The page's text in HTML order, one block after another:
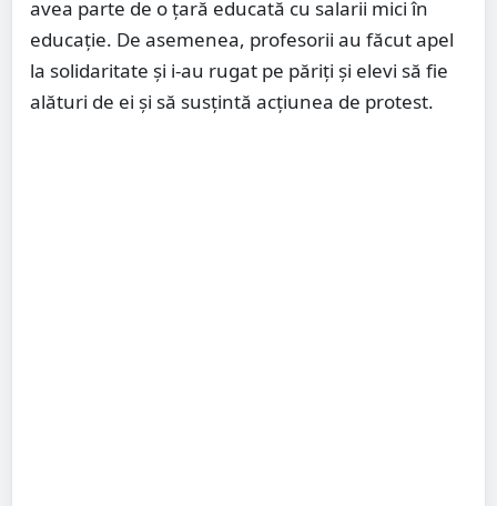
avea parte de o țară educată cu salarii mici în
educație. De asemenea, profesorii au făcut apel
la solidaritate și i-au rugat pe păriți și elevi să fie
alături de ei și să susțintă acțiunea de protest.